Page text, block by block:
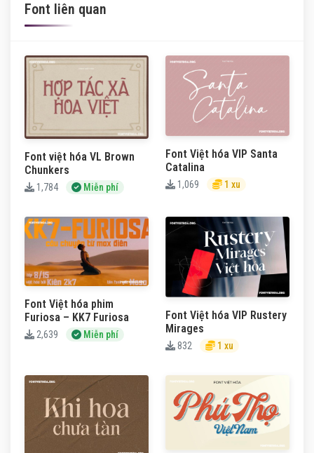
Font liên quan
Font việt hóa VL Brown
Chunkers
1,784 Miễn phí
Font Việt hóa VIP Santa
Catalina
1,069 1 xu
Font Việt hóa phim
Furiosa – KK7 Furiosa
2,639 Miễn phí
Font Việt hóa VIP Rustery
Mirages
832 1 xu